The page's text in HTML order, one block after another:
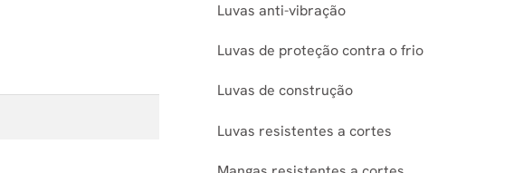
Luvas anti-vibração
Luvas de proteção contra o frio
Luvas de construção
Luvas resistentes a cortes